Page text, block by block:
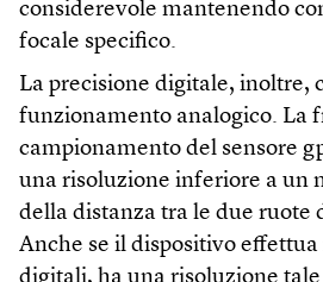
considerevole mantenendo
focale specifico.
La precisione digitale, inoltre,
funzionamento analogico. La
campionamento del sensore
una risoluzione inferiore a un
della distanza tra le due ruote
Anche se il dispositivo